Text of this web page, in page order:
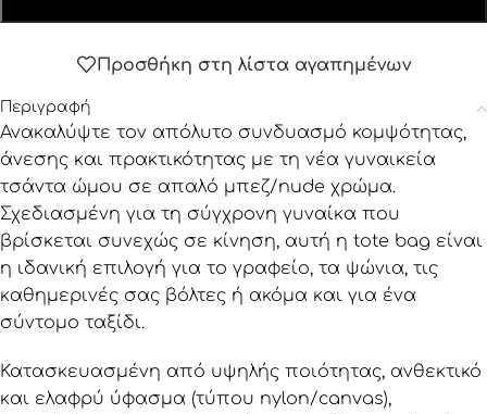
Προσθήκη στη λίστα αγαπημένων
Περιγραφή
Ανακαλύψτε τον απόλυτο συνδυασμό κομψότητας,
άνεσης και πρακτικότητας με τη νέα γυναικεία
τσάντα ώμου σε απαλό μπεζ/nude χρώμα.
Σχεδιασμένη για τη σύγχρονη γυναίκα που
βρίσκεται συνεχώς σε κίνηση, αυτή η tote bag είναι
η ιδανική επιλογή για το γραφείο, τα ψώνια, τις
καθημερινές σας βόλτες ή ακόμα και για ένα
σύντομο ταξίδι.
Κατασκευασμένη από υψηλής ποιότητας, ανθεκτικό
και ελαφρύ ύφασμα (τύπου nylon/canvas),